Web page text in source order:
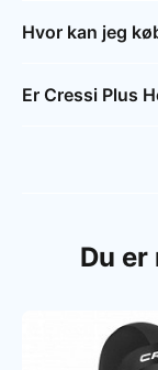
Hvor kan jeg
Er Cressi Plus
Du er